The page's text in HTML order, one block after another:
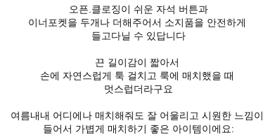
오픈.클로징이 쉬운 자석 버튼과
이너포켓을 두개나 더해주어서 소지품을 안전하게
들고다닐 수 있답니다
끈 길이감이 짧아서
손에 자연스럽게 툭 걸치고 룩에 매치했을 때
멋스럽더라구요
여름내내 어디에나 매치해줘도 잘 어울리고 시원한 느낌이
들어서 가볍게 매치하기 좋은 아이템이에요: